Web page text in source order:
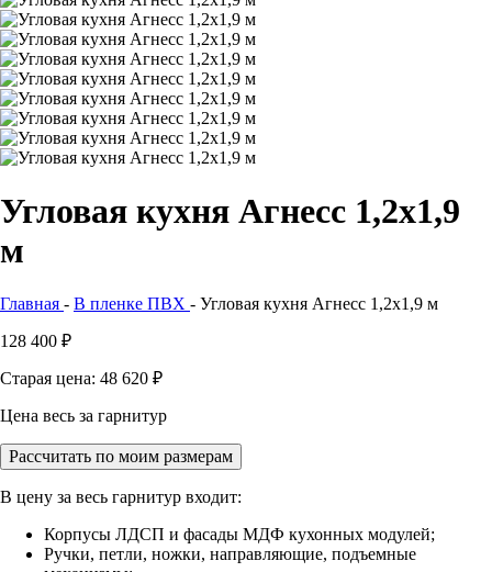
Угловая кухня Агнесс 1,2х1,9
м
Главная - В пленке ПВХ - Угловая кухня Агнесс 1,2х1,9 м
128 400 ₽
Старая цена: 48 620 ₽
Цена весь за гарнитур
Рассчитать по моим размерам
В цену за весь гарнитур входит:
Корпусы ЛДСП и фасады МДФ кухонных модулей;
Ручки, петли, ножки, направляющие, подъемные